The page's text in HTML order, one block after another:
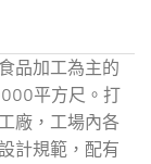
品加工為主的
平方尺。打
廠，工場內各
計規範，配有